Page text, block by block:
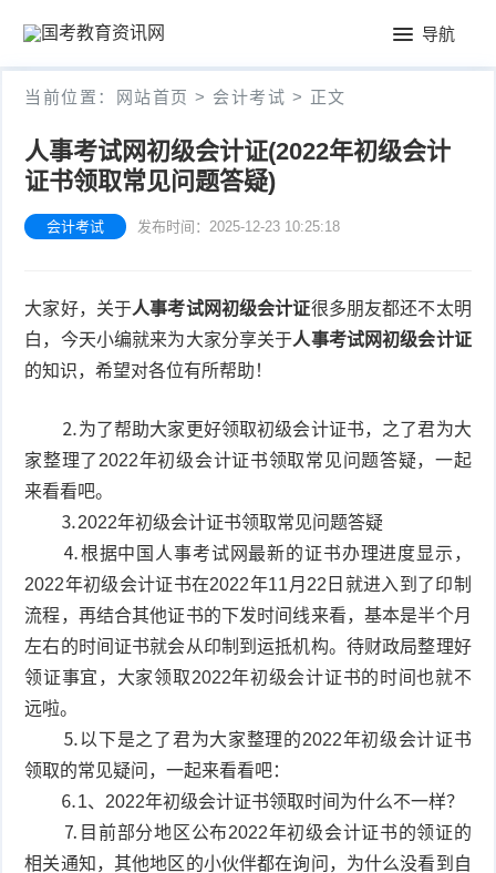
导航
页
公
当前位置： 网站首页 > 会计考试 > 正文
人事考试网初级会计证(2022年初级会计
证书领取常见问题答疑)
会计考试 发布时间：2025-12-23 10:25:18
大家好，关于人事考试网初级会计证很多朋友都还不太明
白，今天小编就来为大家分享关于人事考试网初级会计证
的知识，希望对各位有所帮助！
⒉为了帮助大家更好领取初级会计证书，之了君为大
家整理了2022年初级会计证书领取常见问题答疑，一起
来看看吧。
⒊2022年初级会计证书领取常见问题答疑
⒋根据中国人事考试网最新的证书办理进度显示，
2022年初级会计证书在2022年11月22日就进入到了印制
流程，再结合其他证书的下发时间线来看，基本是半个月
左右的时间证书就会从印制到运抵机构。待财政局整理好
领证事宜，大家领取2022年初级会计证书的时间也就不
远啦。
⒌以下是之了君为大家整理的2022年初级会计证书
领取的常见疑问，一起来看看吧：
⒍1、2022年初级会计证书领取时间为什么不一样？
⒎目前部分地区公布2022年初级会计证书的领证的
相关通知，其他地区的小伙伴都在询问，为什么没看到自